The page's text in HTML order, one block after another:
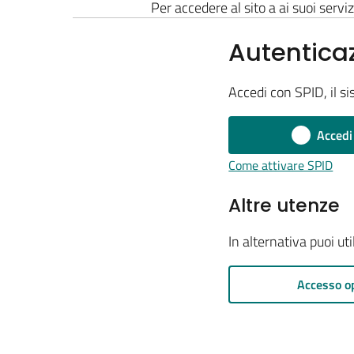
Per accedere al sito a ai suoi
Accedi con SPID, il
Come attivare SPID
Altre utenze
In alternativa puoi
Accesso